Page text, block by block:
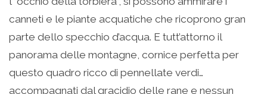
canneti e le piante acquatiche che ricoprono gran
parte dello specchio d’acqua. E tutt’attorno il
panorama delle montagne, cornice perfetta per
questo quadro ricco di pennellate verdi…
accompagnati dal gracidio delle rane e nessun